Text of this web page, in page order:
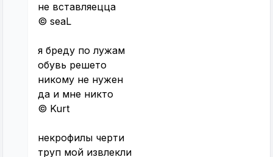
не вставляецца
© seaL
я бреду по лужам
обувь решето
никому не нужен
да и мне никто
© Kurt
некрофилы черти
труп мой извлекли